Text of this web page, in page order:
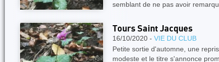
semblant de ne pas avoir
Tours Saint Jacques
16/10/2020 - VIE DU CLUB
Petite sortie d'automne, une
modeste et le titre s'annonce